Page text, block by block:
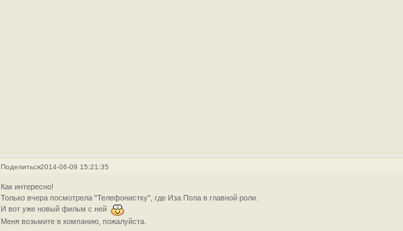
Поделиться2014-06-09 15:21:35
Как интересно!
Только вчера посмотрела "Телефонистку", где Иза Пола в главной роли.
И вот уже новый фильм с ней
Меня возьмите в компанию, пожалуйста.